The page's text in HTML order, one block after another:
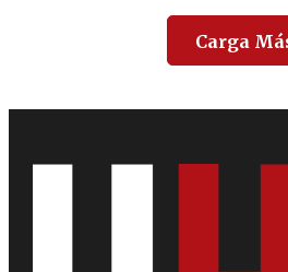
Carga